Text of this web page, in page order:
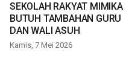
SEKOLAH RAKYAT MIMIKA
BUTUH TAMBAHAN GURU
DAN WALI ASUH
Kamis, 7 Mei 2026